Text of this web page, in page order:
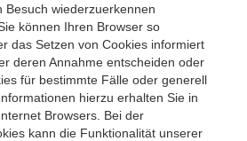
Besuch wiederzuerkennen
können Ihren Browser so
das Setzen von Cookies informiert
deren Annahme entscheiden oder
für bestimmte Fälle oder generell
hierzu erhalten Sie in
Browsers. Bei der
kann die Funktionalität unserer